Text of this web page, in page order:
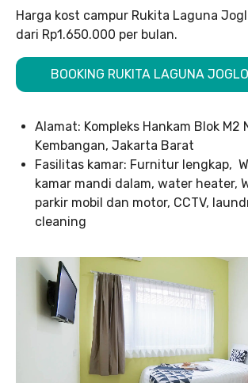
Harga kost campur Rukita Laguna
dari Rp1.650.000 per bulan.
BOOKING RUKITA LAGUNA
Alamat: Kompleks Hankam Blok M2
Kembangan, Jakarta Barat
Fasilitas kamar: Furnitur lengkap,
kamar mandi dalam, water heater,
parkir mobil dan motor, CCTV,
cleaning